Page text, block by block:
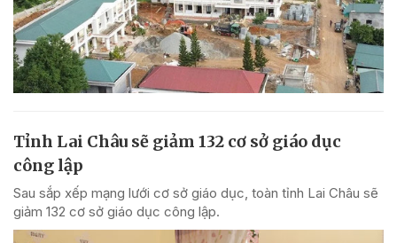
Tỉnh Lai Châu sẽ giảm 132 cơ sở giáo dục
công lập
Sau sắp xếp mạng lưới cơ sở giáo dục, toàn tỉnh Lai Châu sẽ
giảm 132 cơ sở giáo dục công lập.